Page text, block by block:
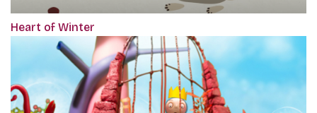
Heart of Winter